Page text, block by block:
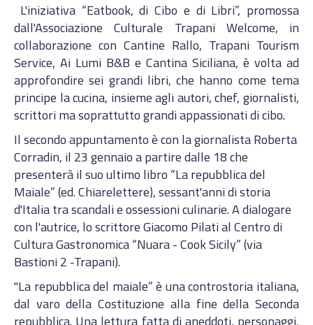
L'iniziativa “Eatbook, di Cibo e di Libri”, promossa
dall'Associazione Culturale Trapani Welcome, in
collaborazione con Cantine Rallo, Trapani Tourism
Service, Ai Lumi B&B e Cantina Siciliana, è volta ad
approfondire sei grandi libri, che hanno come tema
principe la cucina, insieme agli autori, chef, giornalisti,
scrittori ma soprattutto grandi appassionati di cibo.
Il secondo appuntamento è con la giornalista Roberta
Corradin, il 23 gennaio a partire dalle 18 che
presenterà il suo ultimo libro “La repubblica del
Maiale” (ed. Chiarelettere), sessant'anni di storia
d'Italia tra scandali e ossessioni culinarie. A dialogare
con l'autrice, lo scrittore Giacomo Pilati al Centro di
Cultura Gastronomica “Nuara - Cook Sicily” (via
Bastioni 2 -Trapani).
"La repubblica del maiale” è una controstoria italiana,
dal varo della Costituzione alla fine della Seconda